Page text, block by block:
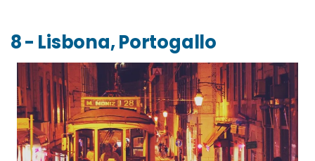
8 - Lisbona, Portogallo